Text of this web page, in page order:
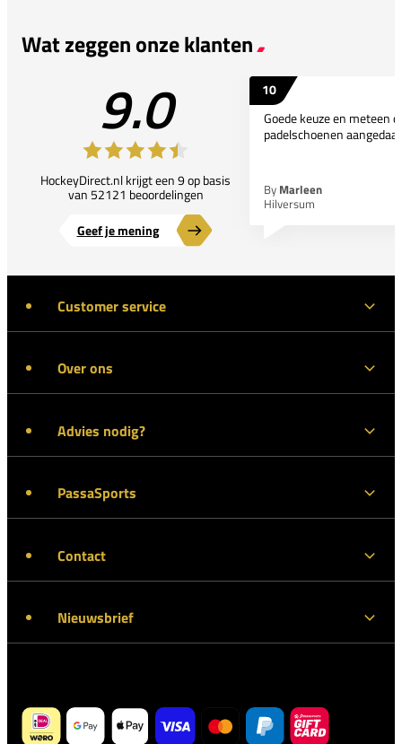
Wat zeggen onze klanten
9.0
HockeyDirect.nl krijgt een 9 op basis
van 52121 beoordelingen
Geef je mening
10
Goede keuze en meteen
padelschoenen
By Marleen
Hilversum
Customer service
Over ons
Advies nodig?
PassaSports
Contact
Nieuwsbrief